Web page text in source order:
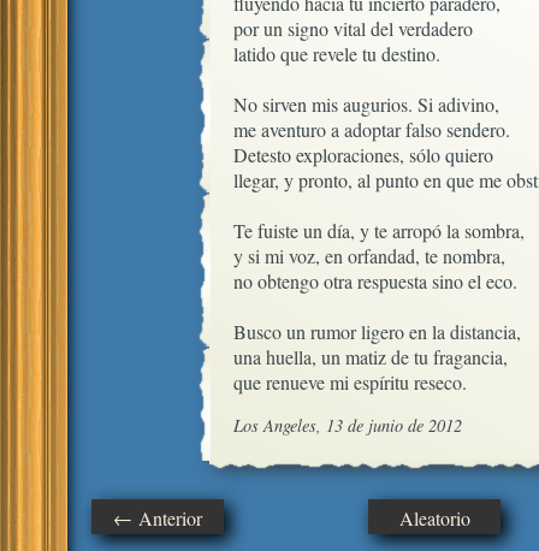
por un signo vital del verdadero
latido que revele tu destino.
No sirven mis augurios. Si adivino,
me aventuro a adoptar falso sendero.
Detesto exploraciones, sólo quiero
llegar, y pronto, al punto en que me
Te fuiste un día, y te arropó la sombra,
y si mi voz, en orfandad, te nombra,
no obtengo otra respuesta sino el eco.
Busco un rumor ligero en la distancia,
una huella, un matiz de tu fragancia,
que renueve mi espíritu reseco.
Los Angeles, 13 de junio de 2012
← Anterior Aleatorio